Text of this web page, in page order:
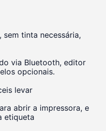
tinta necessária,
via Bluetooth, editor
opcionais.
levar
abrir a impressora, e
etiqueta